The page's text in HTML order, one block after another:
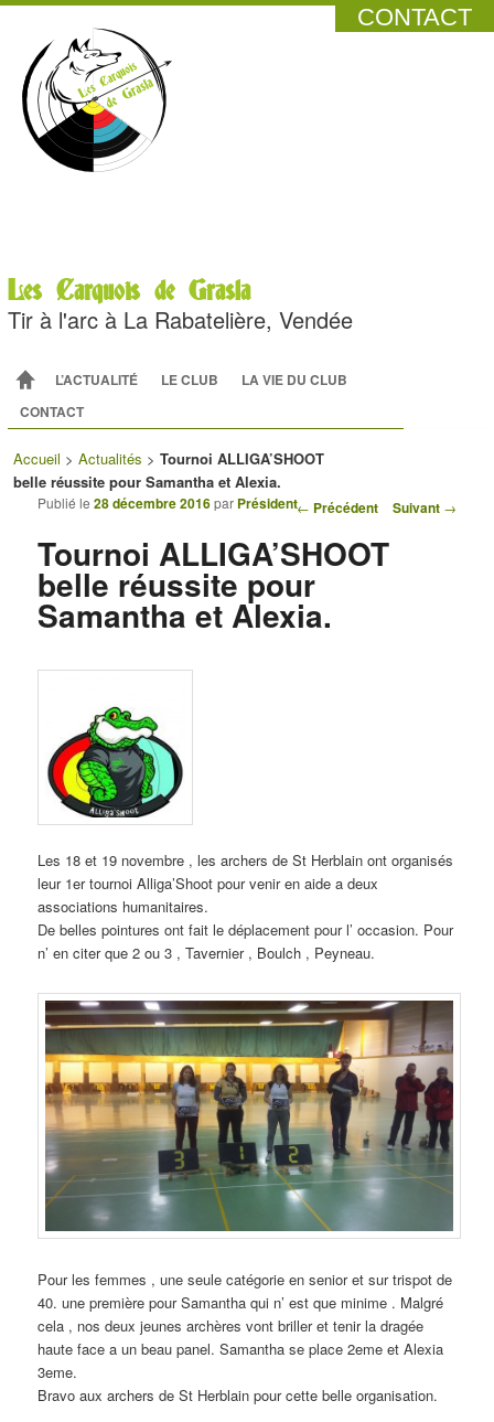
CONTACT
Les Carquois de Grasla
Tir à l'arc à La Rabatelière, Vendée
Menu principal
ALLER AU CONTENU PRINCIPAL
ALLER AU CONTENU SECONDAIRE
L’ACTUALITÉ LE CLUB
LA VIE DU CLUB
CONTACT
Accueil > Actualités > Tournoi ALLIGA’SHOOT
belle réussite pour Samantha et Alexia.
Navigation des articles
← Précédent Suivant →
Tournoi ALLIGA’SHOOT
belle réussite pour
Samantha et Alexia.
Publié le28 décembre 2016par Président
Les 18 et 19 novembre , les archers de St Herblain ont organisés
leur 1er tournoi Alliga’Shoot pour venir en aide a deux
associations humanitaires.
De belles pointures ont fait le déplacement pour l’ occasion. Pour
n’ en citer que 2 ou 3 , Tavernier , Boulch , Peyneau.
Pour les femmes , une seule catégorie en senior et sur trispot de
40. une première pour Samantha qui n’ est que minime . Malgré
cela , nos deux jeunes archères vont briller et tenir la dragée
haute face a un beau panel. Samantha se place 2eme et Alexia
3eme.
Bravo aux archers de St Herblain pour cette belle organisation.